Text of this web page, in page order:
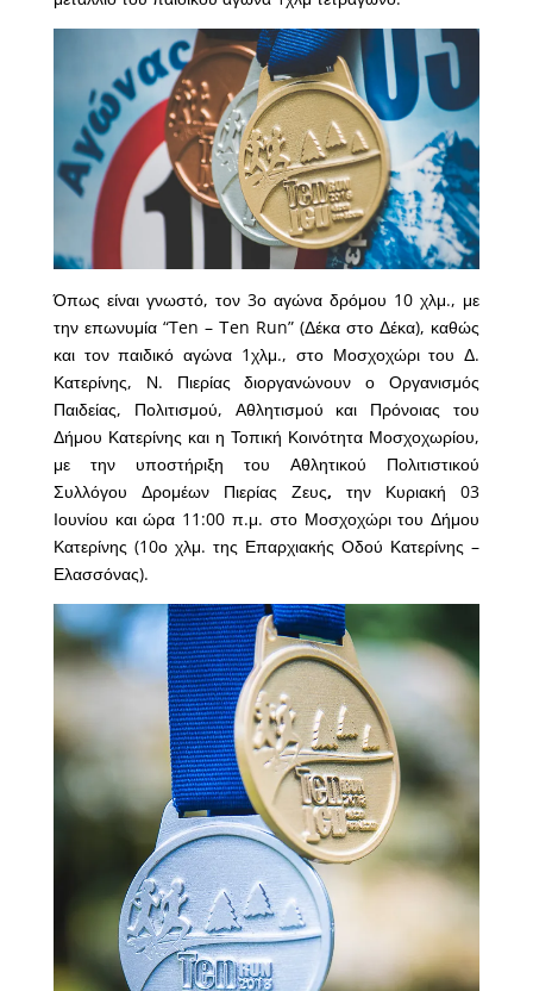
Όπως είναι γνωστό, τον 3ο αγώνα δρόμου 10 χλμ., με
την επωνυμία “Ten – Τen Run” (Δέκα στο Δέκα), καθώς
και τον παιδικό αγώνα 1χλμ., στο Μοσχοχώρι του Δ.
Κατερίνης, Ν. Πιερίας διοργανώνουν ο Οργανισμός
Παιδείας, Πολιτισμού, Αθλητισμού και Πρόνοιας του
Δήμου Κατερίνης και η Τοπική Κοινότητα Μοσχοχωρίου,
με την υποστήριξη του Αθλητικού Πολιτιστικού
Συλλόγου Δρομέων Πιερίας Ζευς, την Κυριακή 03
Ιουνίου και ώρα 11:00 π.μ. στο Μοσχοχώρι του Δήμου
Κατερίνης (10ο χλμ. της Επαρχιακής Οδού Κατερίνης –
Ελασσόνας).